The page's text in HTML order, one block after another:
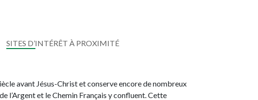
SITES D’INTÉRÊT À PROXIMITÉ
avant Jésus-Christ et conserve encore de nombreux
l’Argent et le Chemin Français y confluent. Cette